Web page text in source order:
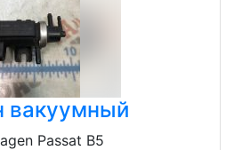
вакуумный
Passat B5